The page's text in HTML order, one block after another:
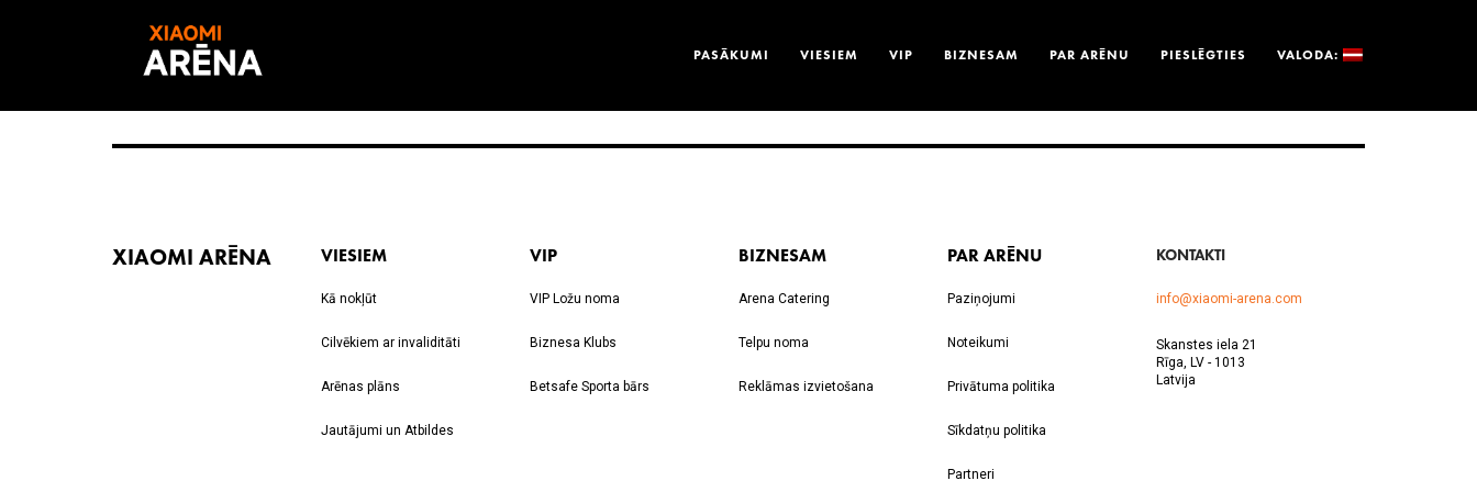
PASĀKUMI VIESIEM VIP BIZNESAM PAR ARĒNU PIESLĒGTIES VALODA:
XIAOMI ARĒNA VIESIEM
Kā nokļūt
Cilvēkiem ar invaliditāti
Arēnas plāns
Jautājumi un Atbildes
VIP
VIP Ložu noma
Biznesa Klubs
Betsafe Sporta bārs
BIZNESAM
Arena Catering
Telpu noma
Reklāmas izvietošana
PAR ARĒNU
Paziņojumi
Noteikumi
Privātuma politika
Sīkdatņu politika
Partneri
KONTAKTI
info@xiaomi-arena.com
Skanstes iela 21
Rīga, LV - 1013
Latvija